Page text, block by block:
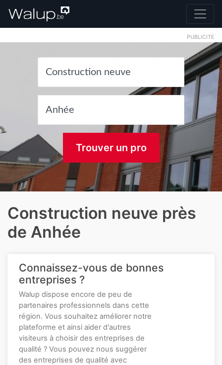
PUBLICITE
Trouver un pro
Construction neuve près
de Anhée
Connaissez-vous de bonnes
entreprises ?
Walup dispose encore de peu de
partenaires professionnels dans cette
région. Vous souhaitez améliorer notre
plateforme et ainsi aider d'autres
visiteurs à choisir des entreprises de
qualité ? Vous pouvez nous suggérer
des entreprises de qualité avec